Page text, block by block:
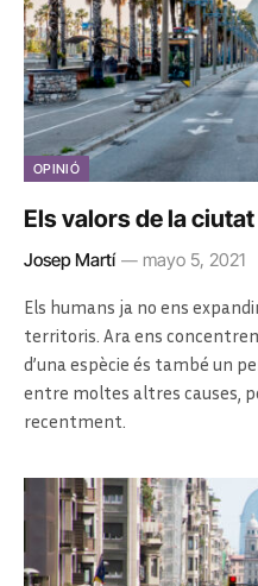
OPINIÓ
Els valors de la
Josep Martí mayo 5, 2021
Els humans ja no ens
territoris. Ara ens
d’una espècie és també un
entre moltes altres causes,
recentment.